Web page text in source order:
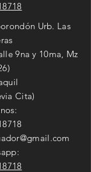
Urb. Las
9na y 10ma, Mz
Cita)